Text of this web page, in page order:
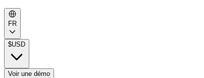
FR
$USD
Voir une démo